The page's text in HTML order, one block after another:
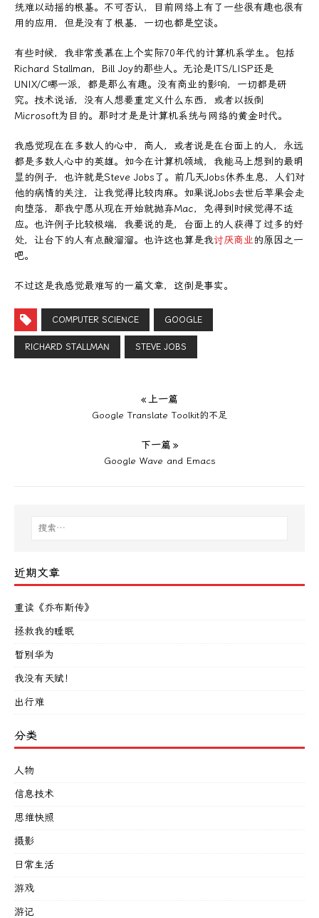
统难以动摇的根基。不可否认，目前网络上有了一些很有趣也很有
用的应用，但是没有了根基，一切也都是空谈。
有些时候，我非常羡慕在上个实际70年代的计算机系学生。包括
Richard Stallman，Bill Joy的那些人。无论是ITS/LISP还是
UNIX/C哪一派，都是那么有趣。没有商业的影响，一切都是研
究。技术说话，没有人想要重定义什么东西，或者以扳倒
Microsoft为目的。那时才是是计算机系统与网络的黄金时代。
我感觉现在在多数人的心中，商人，或者说是在台面上的人，永远
都是多数人心中的英雄。如今在计算机领域，我能马上想到的最明
显的例子，也许就是Steve Jobs了。前几天Jobs休养生息，人们对
他的病情的关注，让我觉得比较肉麻。如果说Jobs去世后苹果会走
向堕落，那我宁愿从现在开始就抛弃Mac，免得到时候觉得不适
应。也许例子比较极端，我要说的是，台面上的人获得了过多的好
处，让台下的人有点酸溜溜。也许这也算是我讨厌商业的原因之一
吧。
不过这是我感觉最难写的一篇文章，这倒是事实。
COMPUTER SCIENCE GOOGLE
RICHARD STALLMAN STEVE JOBS
« 上一篇
Google Translate Toolkit的不足
下一篇 »
Google Wave and Emacs
近期文章
重读《乔布斯传》
拯救我的睡眠
暂别华为
我没有天赋！
出行难
分类
人物
信息技术
思维快照
摄影
日常生活
游戏
游记